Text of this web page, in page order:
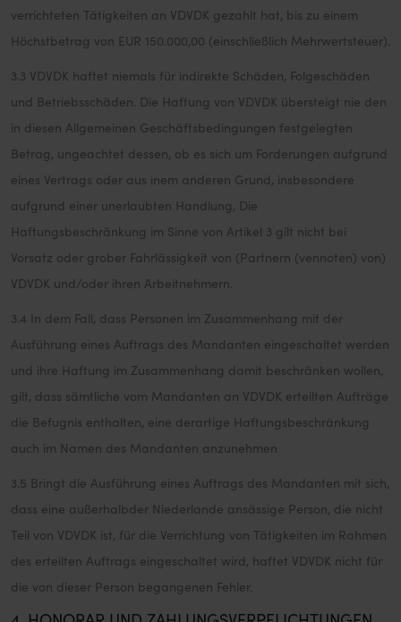
verrichteten Tätigkeiten an VDVDK gezahlt hat, bis zu einem
Höchstbetrag von EUR 150.000,00 (einschließlich Mehrwertsteuer).
3.3 VDVDK haftet niemals für indirekte Schäden, Folgeschäden
und Betriebsschäden. Die Haftung von VDVDK übersteigt nie den
in diesen Allgemeinen Geschäftsbedingungen festgelegten
Betrag, ungeachtet dessen, ob es sich um Forderungen aufgrund
eines Vertrags oder aus inem anderen Grund, insbesondere
aufgrund einer unerlaubten Handlung, Die
Haftungsbeschränkung im Sinne von Artikel 3 gilt nicht bei
Vorsatz oder grober Fahrlässigkeit von (Partnern (vennoten) von)
VDVDK und/oder ihren Arbeitnehmern.
3.4 In dem Fall, dass Personen im Zusammenhang mit der
Ausführung eines Auftrags des Mandanten eingeschaltet werden
und ihre Haftung im Zusammenhang damit beschränken wollen,
gilt, dass sämtliche vom Mandanten an VDVDK erteilten Aufträge
die Befugnis enthalten, eine derartige Haftungsbeschränkung
auch im Namen des Mandanten anzunehmen
3.5 Bringt die Ausführung eines Auftrags des Mandanten mit sich,
dass eine außerhalbder Niederlande ansässige Person, die nicht
Teil von VDVDK ist, für die Verrichtung von Tätigkeiten im Rahmen
des erteilten Auftrags eingeschaltet wird, haftet VDVDK nicht für
die von dieser Person begangenen Fehler.